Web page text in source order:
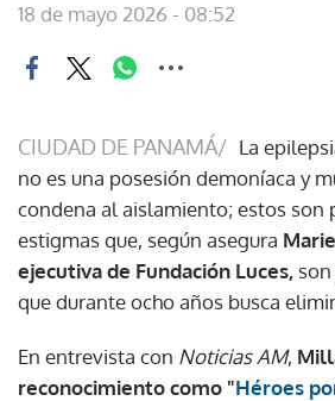
18 de mayo 2026 - 08:52
CIUDAD DE PANAMÁ/ La
no es una posesión demoníaca y
condena al aislamiento; estos son
estigmas que, según asegura
ejecutiva de Fundación Luces,
que durante ocho años busca
En entrevista con Noticias AM,
reconocimiento como "Héroes